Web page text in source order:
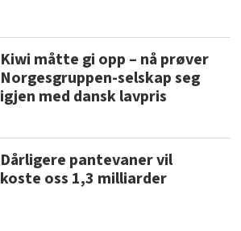
Kiwi måtte gi opp – nå prøver
Norgesgruppen-selskap seg
igjen med dansk lavpris
Dårligere pantevaner vil
koste oss 1,3 milliarder